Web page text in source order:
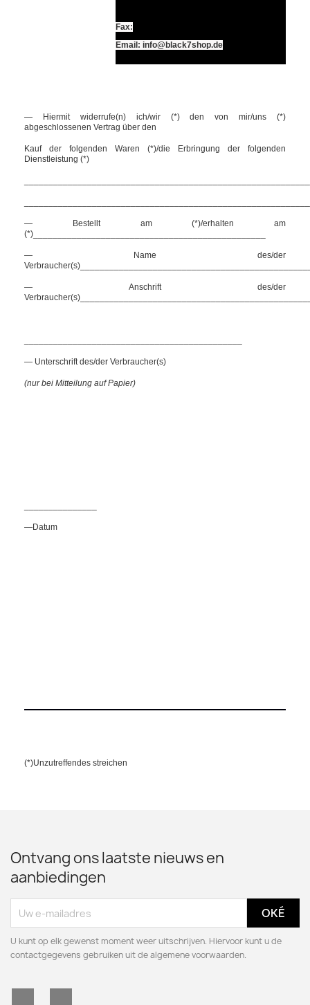
Fax:
Email: info@black7shop.de
— Hiermit widerrufe(n) ich/wir (*) den von mir/uns (*)
abgeschlossenen Vertrag über den
Kauf der folgenden Waren (*)/die Erbringung der folgenden
Dienstleistung (*)
— Bestellt am (*)/erhalten am
(*)________________________________________________
— Name des/der
— Anschrift des/der
— Unterschrift des/der Verbraucher(s)
(nur bei Mitteilung auf Papier)
—Datum
(*)Unzutreffendes streichen
Ontvang ons laatste nieuws en
aanbiedingen
U kunt op elk gewenst moment weer uitschrijven. Hiervoor kunt u de
contactgegevens gebruiken uit de algemene voorwaarden.